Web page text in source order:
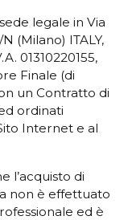
legale in Via
(Milano) ITALY,
01310220155,
Finale (di
un Contratto di
ordinati
Internet e al
l’acquisto di
non è effettuato
ed è